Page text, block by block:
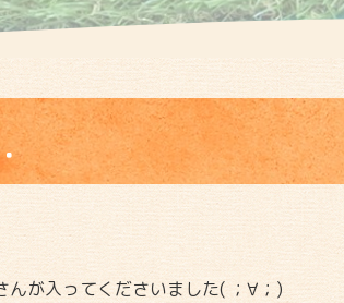
んが入ってくださいました( ；∀；)